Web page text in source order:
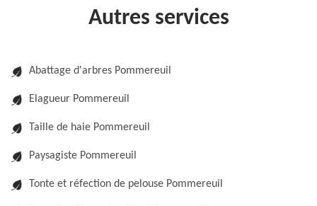
Autres services
Abattage d'arbres Pommereuil
Elagueur Pommereuil
Taille de haie Pommereuil
Paysagiste Pommereuil
Tonte et réfection de pelouse Pommereuil